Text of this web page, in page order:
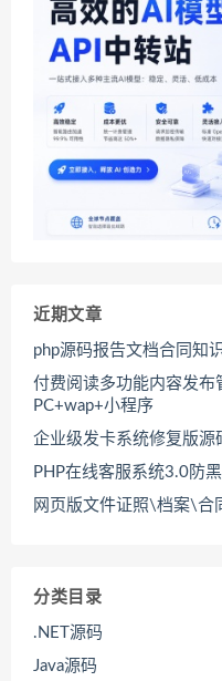
近期文章
php源码报告文档合同知
付费阅读多功能内容发布
PC+wap+小程序
企业级发卡系统修复版源
PHP在线客服系统3.0防
网页版文件证照\档案\合
分类目录
.NET源码
Java源码